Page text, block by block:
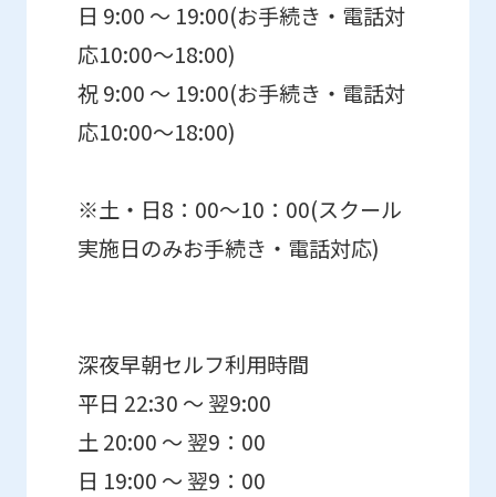
日 9:00 ～ 19:00(お手続き・電話対
応10:00～18:00)
祝 9:00 ～ 19:00(お手続き・電話対
応10:00～18:00)
※土・日8：00～10：00(スクール
実施日のみお手続き・電話対応)
深夜早朝セルフ利用時間
平日 22:30 ～ 翌9:00
土 20:00 ～ 翌9：00
日 19:00 ～ 翌9：00